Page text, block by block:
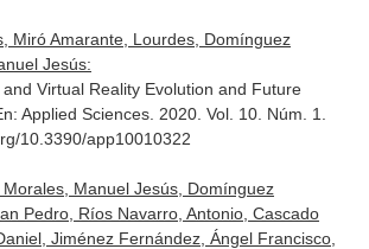
Miró Amarante, Lourdes, Domínguez
Jesús:
Virtual Reality Evolution and Future
Applied Sciences. 2020. Vol. 10. Núm. 1.
10.3390/app10010322
Manuel Jesús, Domínguez
Pedro, Ríos Navarro, Antonio, Cascado
Jiménez Fernández, Ángel Francisco,